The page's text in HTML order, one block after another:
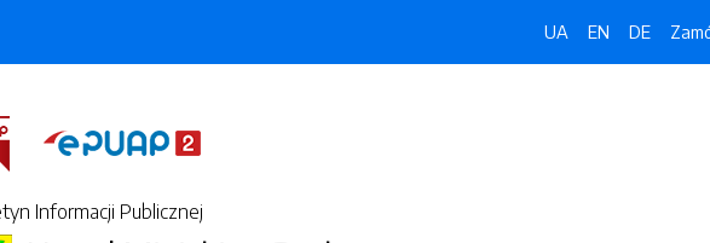
UA EN DE
Informacji Publicznej